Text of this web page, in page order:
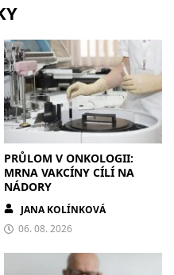
PRŮLOM V ONKOLOGII:
MRNA VAKCÍNY CÍLÍ NA
NÁDORY
JANA KOLÍNKOVÁ
06. 08. 2026